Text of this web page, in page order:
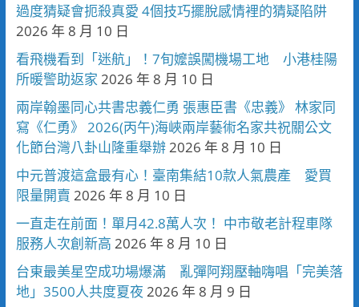
過度猜疑會扼殺真愛 4個技巧擺脫感情裡的猜疑陷阱
2026 年 8 月 10 日
看飛機看到「迷航」！7旬嬤誤闖機場工地 小港桂陽
所暖警助返家 2026 年 8 月 10 日
兩岸翰墨同心共書忠義仁勇 張惠臣書《忠義》 林家同
寫《仁勇》 2026(丙午)海峽兩岸藝術名家共祝關公文
化節台灣八卦山隆重舉辦 2026 年 8 月 10 日
中元普渡這盒最有心！臺南集結10款人氣農產 愛買
限量開賣 2026 年 8 月 10 日
一直走在前面！單月42.8萬人次！ 中市敬老計程車隊
服務人次創新高 2026 年 8 月 10 日
台東最美星空成功場爆滿 亂彈阿翔壓軸嗨唱「完美落
地」3500人共度夏夜 2026 年 8 月 9 日